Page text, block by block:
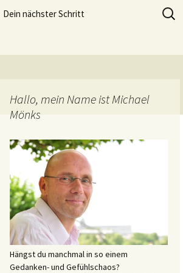
und genießen zu können.
Dein nächster Schritt
Suchen
nach:
Hallo, mein Name ist Michael
Mönks
Hängst du manchmal in so einem
Gedanken- und Gefühlschaos?